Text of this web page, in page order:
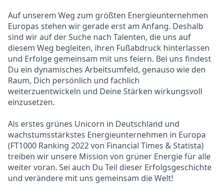
Auf unserem Weg zum größten Energieunternehmen
Europas stehen wir gerade erst am Anfang. Deshalb
sind wir auf der Suche nach Talenten, die uns auf
diesem Weg begleiten, ihren Fußabdruck hinterlassen
und Erfolge gemeinsam mit uns feiern. Bei uns findest
Du ein dynamisches Arbeitsumfeld, genauso wie den
Raum, Dich persönlich und fachlich
weiterzuentwickeln und Deine Stärken wirkungsvoll
einzusetzen.
Als erstes grünes Unicorn in Deutschland und
wachstumsstärkstes Energieunternehmen in Europa
(FT1000 Ranking 2022 von Financial Times & Statista)
treiben wir unsere Mission von grüner Energie für alle
weiter voran. Sei auch Du Teil dieser Erfolgsgeschichte
und verändere mit uns gemeinsam die Welt!